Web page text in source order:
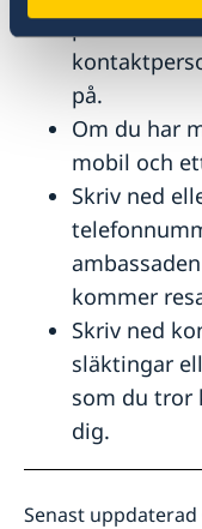
polisen
på.
Om du har
mobil och
Skriv ned
kommer
Skriv ned
släktingar
som du tror
dig.
Senast uppdaterad